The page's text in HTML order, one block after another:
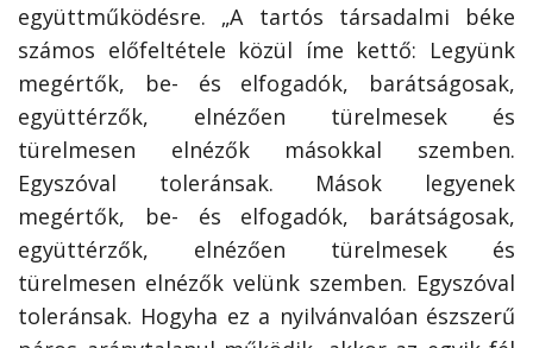
együttműködésre. „A tartós társadalmi béke
számos előfeltétele közül íme kettő: Legyünk
megértők, be- és elfogadók, barátságosak,
együttérzők, elnézően türelmesek és
türelmesen elnézők másokkal szemben.
Egyszóval toleránsak. Mások legyenek
megértők, be- és elfogadók, barátságosak,
együttérzők, elnézően türelmesek és
türelmesen elnézők velünk szemben. Egyszóval
toleránsak. Hogyha ez a nyilvánvalóan észszerű